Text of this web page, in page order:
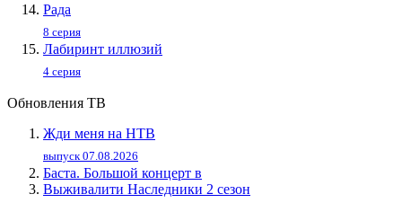
Рада
8 серия
Лабиринт иллюзий
4 серия
Обновления ТВ
Жди меня на НТВ
выпуск 07.08.2026
Баста. Большой концерт в
Выживалити Наследники 2 сезон